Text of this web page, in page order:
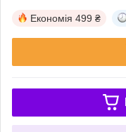
Економія 499 ₴